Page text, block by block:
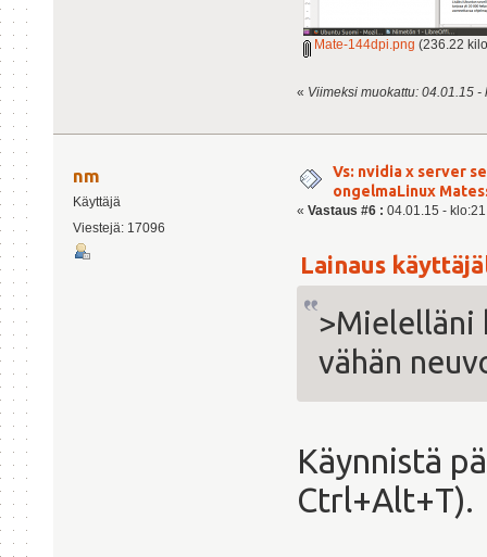
Mate-144dpi.png (236.22
« Viimeksi muokattu: 04.01.15
nm
Käyttäjä
Viestejä: 17096
Vs: nvidia x server
ongelmaLinux
« Vastaus #6 : 04.01.15 -
Lainaus
>Mielelläni
vähän
Käynnistä
Ctrl+Alt+T).